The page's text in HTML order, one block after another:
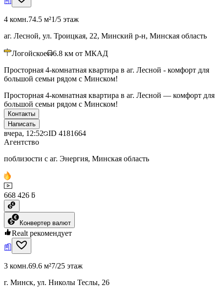
4 комн.74.5 м²1/5 этаж
аг. Лесной, ул. Троицкая, 22, Минский р-н, Минская область
Логойское 6.8 км от МКАД
Просторная 4-комнатная квартира в аг. Лесной - комфорт для
большой семьи рядом с Минском!
Просторная 4-комнатная квартира в аг. Лесной — комфорт для
большой семьи рядом с Минском!
Контакты
Написать
вчера, 12:52 ID 4181664
Агентство
поблизости с аг. Энергия, Минская область
668 426 ƃ
Конвертер валют
Realt рекомендует
3 комн.69.6 м²7/25 этаж
г. Минск, ул. Николы Теслы, 26